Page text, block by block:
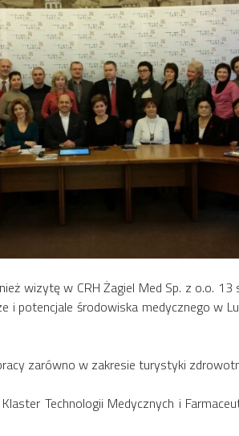
wizytę w CRH Żagiel Med Sp. z o.o.
i potencjale środowiska medycznego w
zarówno w zakresie turystyki
Technologii Medycznych i